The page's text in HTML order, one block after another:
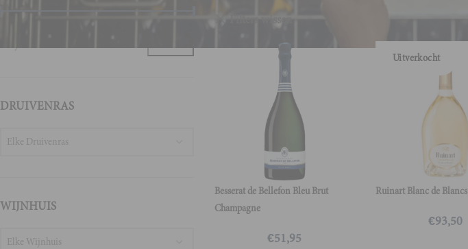
Prijs:€0—€300
DRUIVENRAS
Elke Druivenras
WIJNHUIS
Elke Wijnhuis
Besserat de Bellefon Bleu Brut
Champagne
€51,95
Uitverkocht
Ruinart Blanc de Blancs
€93,50